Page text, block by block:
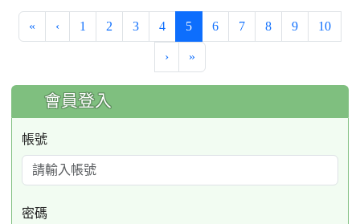
« ‹ 1 2 3 4 5(current)
6 7 8 9 10
› »
:::
會員登入
帳號
密碼